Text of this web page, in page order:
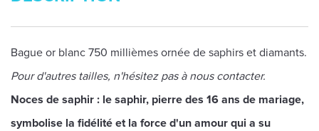
Bague or blanc 750 millièmes ornée de saphirs et diamants.
Pour d'autres tailles, n'hésitez pas à nous contacter.
Noces de saphir : le saphir, pierre des 16 ans de mariage,
symbolise la fidélité et la force d'un amour qui a su